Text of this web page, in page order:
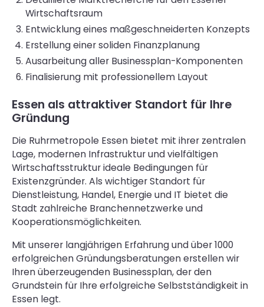
Wirtschaftsraum
Entwicklung eines maßgeschneiderten Konzepts
Erstellung einer soliden Finanzplanung
Ausarbeitung aller Businessplan-Komponenten
Finalisierung mit professionellem Layout
Essen als attraktiver Standort für Ihre
Gründung
Die Ruhrmetropole Essen bietet mit ihrer zentralen
Lage, modernen Infrastruktur und vielfältigen
Wirtschaftsstruktur ideale Bedingungen für
Existenzgründer. Als wichtiger Standort für
Dienstleistung, Handel, Energie und IT bietet die
Stadt zahlreiche Branchennetzwerke und
Kooperationsmöglichkeiten.
Mit unserer langjährigen Erfahrung und über 1000
erfolgreichen Gründungsberatungen erstellen wir
Ihren überzeugenden Businessplan, der den
Grundstein für Ihre erfolgreiche Selbstständigkeit in
Essen legt.